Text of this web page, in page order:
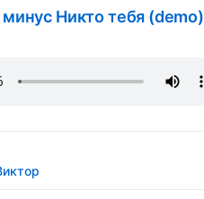
Никто тебя (demo)